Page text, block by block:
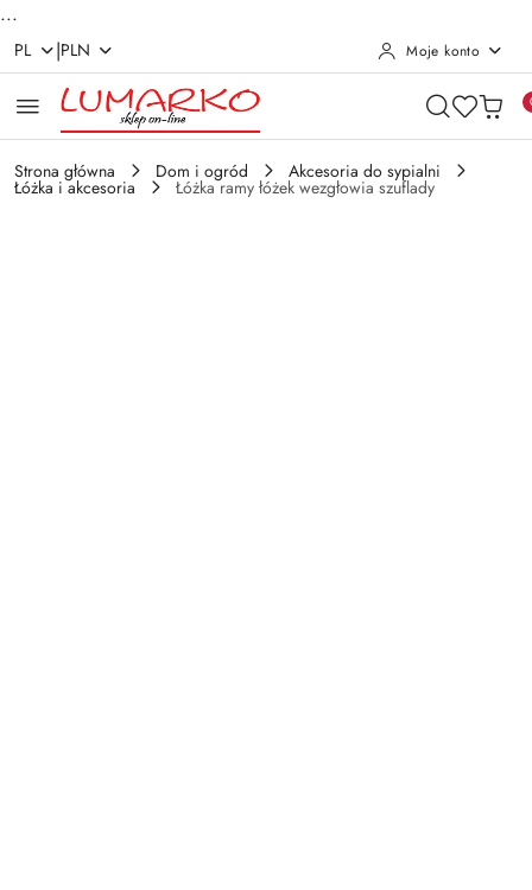
...
Przejdź do treści głównej
Przejdź do wyszukiwarki
Przejdź do moje konto
Przejdź do menu głównego
Przejdź do opisu produktu
Przejdź do stopki
PL |PLN Moje konto
Strona główna Dom i ogród Akcesoria do sypialni
Łóżka i akcesoria Łóżka ramy łóżek wezgłowia szuflady